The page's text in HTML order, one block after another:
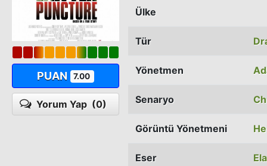
PUAN 7.00
Yorum Yap (0)
Ülke
Tür
Yönetmen
Senaryo
Görüntü Yönetmeni
Eser